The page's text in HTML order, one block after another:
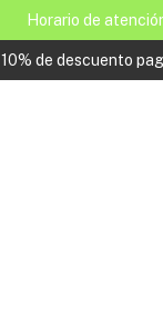
Horario de
10% de descuento